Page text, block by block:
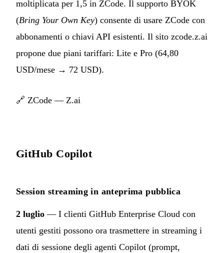
moltiplicata per 1,5 in ZCode. Il supporto BYOK
(Bring Your Own Key) consente di usare ZCode con
abbonamenti o chiavi API esistenti. Il sito zcode.z.ai
propone due piani tariffari: Lite e Pro (64,80
USD/mese → 72 USD).
🔗 ZCode — Z.ai
GitHub Copilot
Session streaming in anteprima pubblica
2 luglio — I clienti GitHub Enterprise Cloud con
utenti gestiti possono ora trasmettere in streaming i
dati di sessione degli agenti Copilot (prompt,